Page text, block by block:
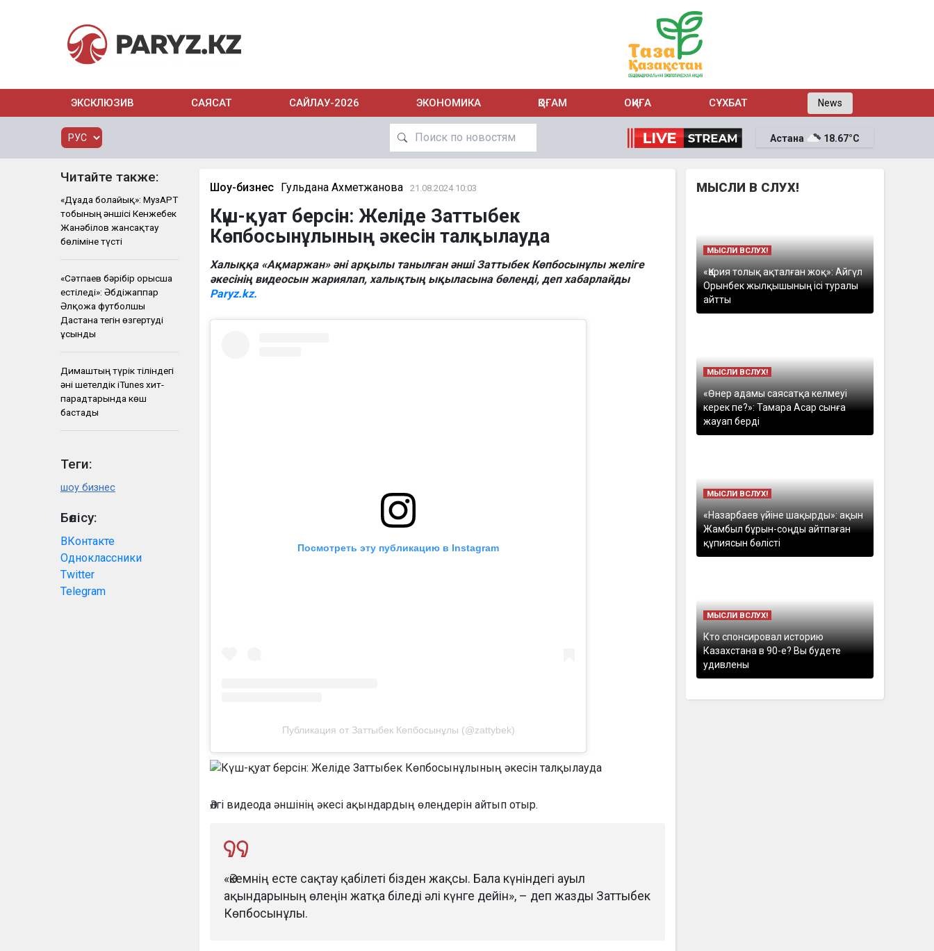
ЭКСКЛЮЗИВ САЯСАТ САЙЛАУ-2026 ЭКОНОМИКА ҚОҒАМ ОҚИҒА СҰХБАТ News
Астана 18.67°C
Читайте также:
«Дұғада болайық»: МузАРТ
тобының әншісі Кенжебек
Жанәбілов жансақтау
бөліміне түсті
«Сәтпаев бәрібір орысша
естіледі»: Әбдіжаппар
Әлқожа футболшы
Дастанға тегін өзгертуді
ұсынды
Димаштың түрік тіліндегі
әні шетелдік iTunes хит-
парадтарында көш
бастады
Теги:
шоу бизнес
Бөлісу:
ВКонтакте
Одноклассники
Twitter
Telegram
Шоу-бизнес Гульдана Ахметжанова 21.08.2024 10:03
Күш-қуат берсін: Желіде Заттыбек
Көпбосынұлының әкесін талқылауда
Халыққа «Ақмаржан» әні арқылы танылған әнші Заттыбек Көпбосынұлы желіге
әкесінің видеосын жариялап, халықтың ықыласына бөленді, деп хабарлайды
Paryz.kz.
Посмотреть эту публикацию в Instagram
Публикация от Заттыбек Көпбосынұлы (@zattybek)
Әлгі видеода әншінің әкесі ақындардың өлеңдерін айтып отыр.
«Әкемнің есте сақтау қабілеті бізден жақсы. Бала күніндегі ауыл
ақындарының өлеңін жатқа біледі әлі күнге дейін», – деп жазды Заттыбек
Көпбосынұлы.
МЫСЛИ В СЛУХ!
МЫСЛИ ВСЛУХ!
«Қария толық ақталған жоқ»: Айгүл
Орынбек жылқышының ісі туралы
айтты
МЫСЛИ ВСЛУХ!
«Өнер адамы саясатқа келмеуі
керек пе?»: Тамара Асар сынға
жауап берді
МЫСЛИ ВСЛУХ!
«Назарбаев үйіне шақырды»: ақын
Жамбыл бұрын-соңды айтпаған
құпиясын бөлісті
МЫСЛИ ВСЛУХ!
Кто спонсировал историю
Казахстана в 90-е? Вы будете
удивлены